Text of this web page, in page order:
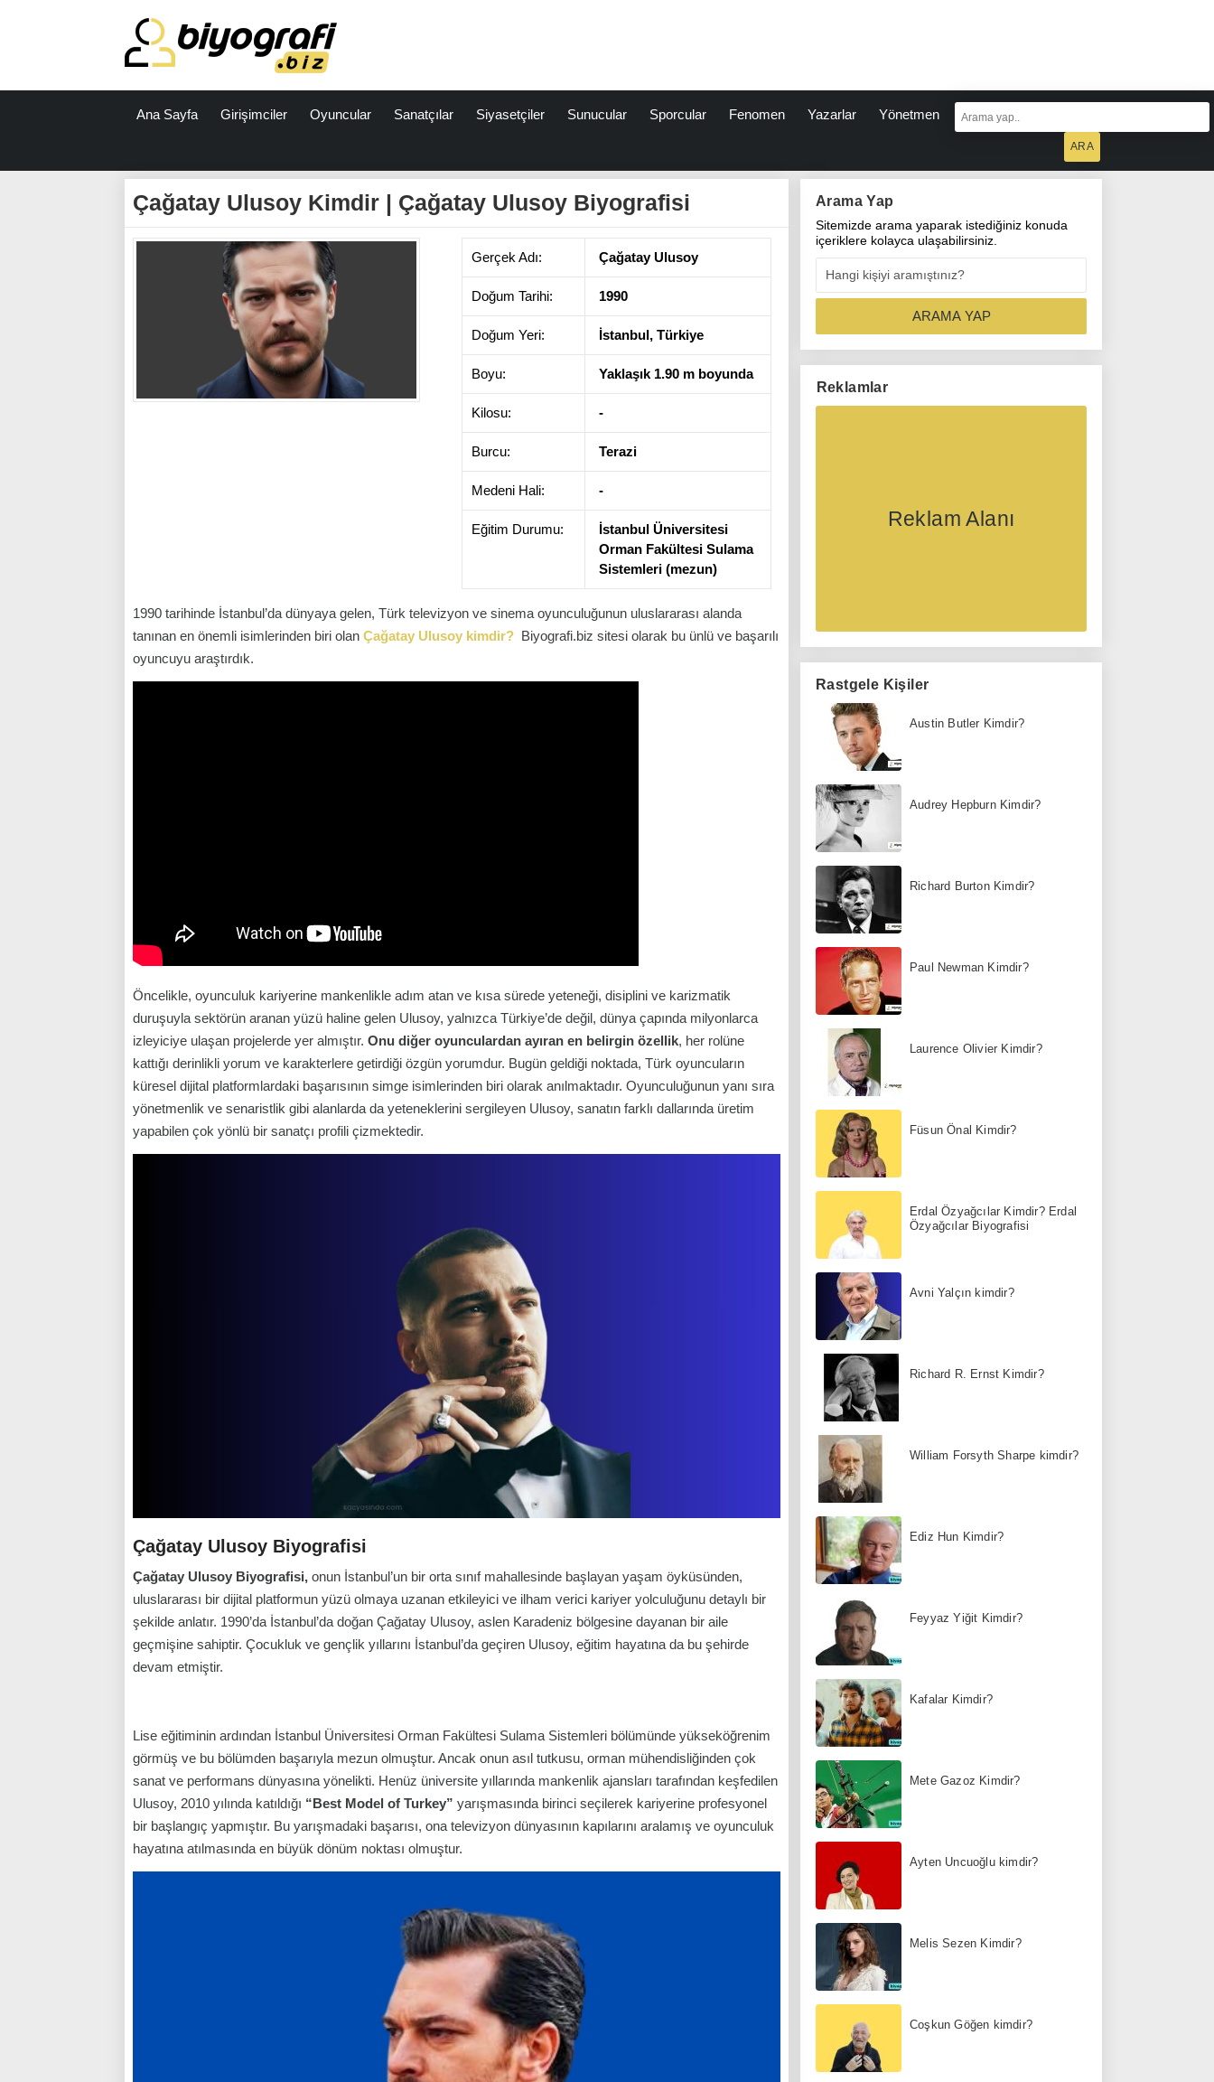
Ana Sayfa Girişimciler Oyuncular Sanatçılar Siyasetçiler Sunucular Sporcular Fenomen Yazarlar Yönetmen
Çağatay Ulusoy Kimdir | Çağatay Ulusoy Biyografisi
Gerçek Adı: Çağatay Ulusoy
Doğum Tarihi: 1990
Doğum Yeri: İstanbul, Türkiye
Boyu: Yaklaşık 1.90 m boyunda
Kilosu: -
Burcu: Terazi
Medeni Hali: -
Eğitim Durumu:
İstanbul Üniversitesi
Orman Fakültesi Sulama
Sistemleri (mezun)
1990 tarihinde İstanbul’da dünyaya gelen, Türk televizyon ve sinema oyunculuğunun uluslararası alanda
tanınan en önemli isimlerinden biri olan Çağatay Ulusoy kimdir? Biyografi.biz sitesi olarak bu ünlü ve başarılı
oyuncuyu araştırdık.
Öncelikle, oyunculuk kariyerine mankenlikle adım atan ve kısa sürede yeteneği, disiplini ve karizmatik
duruşuyla sektörün aranan yüzü haline gelen Ulusoy, yalnızca Türkiye’de değil, dünya çapında milyonlarca
izleyiciye ulaşan projelerde yer almıştır. Onu diğer oyunculardan ayıran en belirgin özellik, her rolüne
kattığı derinlikli yorum ve karakterlere getirdiği özgün yorumdur. Bugün geldiği noktada, Türk oyuncuların
küresel dijital platformlardaki başarısının simge isimlerinden biri olarak anılmaktadır. Oyunculuğunun yanı sıra
yönetmenlik ve senaristlik gibi alanlarda da yeteneklerini sergileyen Ulusoy, sanatın farklı dallarında üretim
yapabilen çok yönlü bir sanatçı profili çizmektedir.
Çağatay Ulusoy Biyografisi
Çağatay Ulusoy Biyografisi, onun İstanbul’un bir orta sınıf mahallesinde başlayan yaşam öyküsünden,
uluslararası bir dijital platformun yüzü olmaya uzanan etkileyici ve ilham verici kariyer yolculuğunu detaylı bir
şekilde anlatır. 1990’da İstanbul’da doğan Çağatay Ulusoy, aslen Karadeniz bölgesine dayanan bir aile
geçmişine sahiptir. Çocukluk ve gençlik yıllarını İstanbul’da geçiren Ulusoy, eğitim hayatına da bu şehirde
devam etmiştir.
Lise eğitiminin ardından İstanbul Üniversitesi Orman Fakültesi Sulama Sistemleri bölümünde yükseköğrenim
görmüş ve bu bölümden başarıyla mezun olmuştur. Ancak onun asıl tutkusu, orman mühendisliğinden çok
sanat ve performans dünyasına yönelikti. Henüz üniversite yıllarında mankenlik ajansları tarafından keşfedilen
Ulusoy, 2010 yılında katıldığı “Best Model of Turkey” yarışmasında birinci seçilerek kariyerine profesyonel
bir başlangıç yapmıştır. Bu yarışmadaki başarısı, ona televizyon dünyasının kapılarını aralamış ve oyunculuk
hayatına atılmasında en büyük dönüm noktası olmuştur.
Arama Yap
Sitemizde arama yaparak istediğiniz konuda
içeriklere kolayca ulaşabilirsiniz.
Reklamlar
Reklam Alanı
Rastgele Kişiler
Austin Butler Kimdir?
Audrey Hepburn Kimdir?
Richard Burton Kimdir?
Paul Newman Kimdir?
Laurence Olivier Kimdir?
Füsun Önal Kimdir?
Erdal Özyağcılar Kimdir? Erdal
Özyağcılar Biyografisi
Avni Yalçın kimdir?
Richard R. Ernst Kimdir?
William Forsyth Sharpe kimdir?
Ediz Hun Kimdir?
Feyyaz Yiğit Kimdir?
Kafalar Kimdir?
Mete Gazoz Kimdir?
Ayten Uncuoğlu kimdir?
Melis Sezen Kimdir?
Coşkun Göğen kimdir?